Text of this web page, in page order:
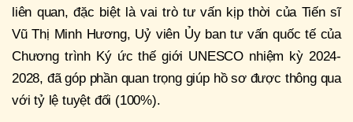
liên quan, đặc biệt là vai trò tư vấn kịp thời của Tiến sĩ
Vũ Thị Minh Hương, Uỷ viên Ủy ban tư vấn quốc tế của
Chương trình Ký ức thế giới UNESCO nhiệm kỳ 2024-
2028, đã góp phần quan trọng giúp hồ sơ được thông qua
với tỷ lệ tuyệt đối (100%).